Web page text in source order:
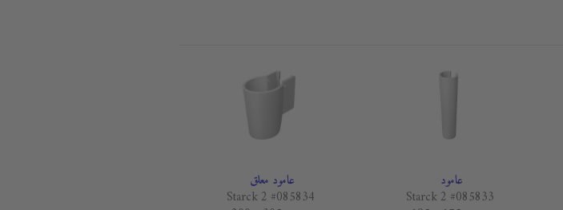
عامود
Starck 2 #085833
عامود معلق
Starck 2 #085834